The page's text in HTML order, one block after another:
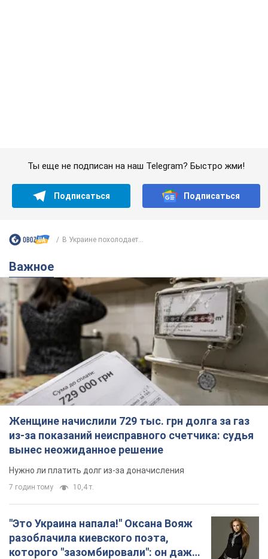
Ты еще не подписан на наш Telegram? Быстро жми!
Подписаться Подписаться
В Украине похолодает...
Важное
Женщине начислили 729 тыс. грн долга за газ
из-за показаний неисправного счетчика: судья
вынес неожиданное решение
Нужно ли платить долг из-за доначисления
7 годин тому 10,4 т.
"Это Украина напала!" Оксана Вояж
разоблачила киевского поэта,
которого "зазомбировали": он даже